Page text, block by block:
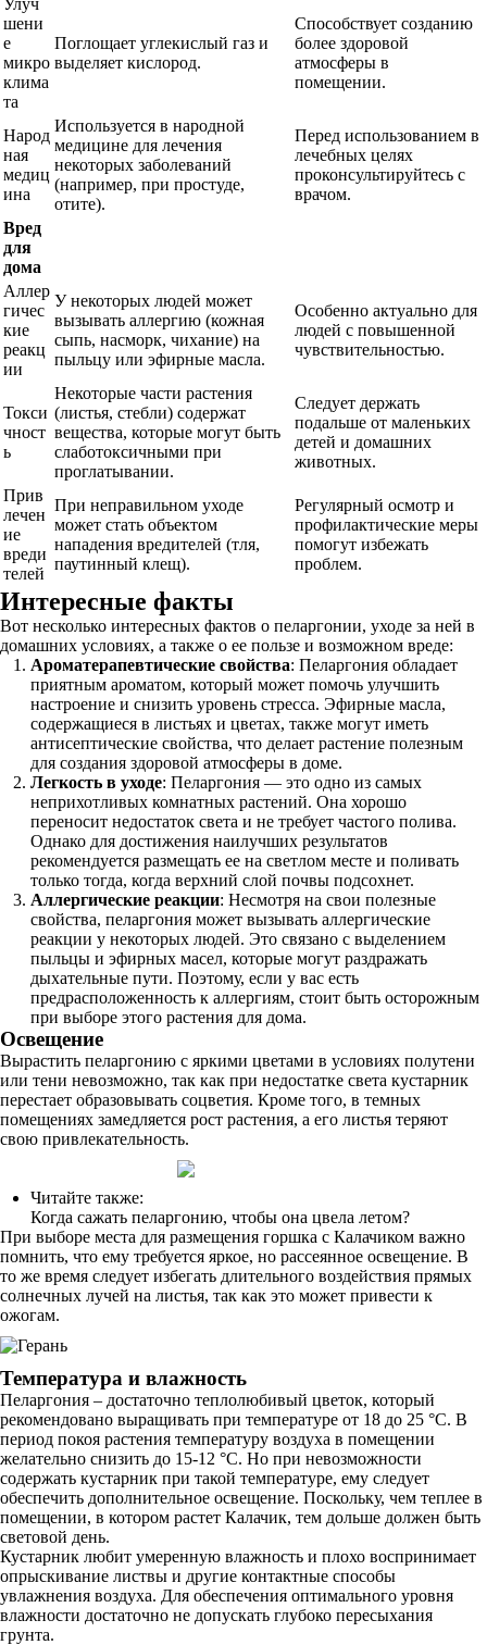
Улуч
шени
е
микро
клима
та
Поглощает углекислый газ и
выделяет кислород.
Способствует созданию
более здоровой
атмосферы в
помещении.
Народ
ная
медиц
ина
Используется в народной
медицине для лечения
некоторых заболеваний
(например, при простуде,
отите).
Перед использованием в
лечебных целях
проконсультируйтесь с
врачом.
Вред
для
дома
Аллер
гичес
кие
реакц
ии
У некоторых людей может
вызывать аллергию (кожная
сыпь, насморк, чихание) на
пыльцу или эфирные масла.
Особенно актуально для
людей с повышенной
чувствительностью.
Токси
чност
ь
Некоторые части растения
(листья, стебли) содержат
вещества, которые могут быть
слаботоксичными при
проглатывании.
Следует держать
подальше от маленьких
детей и домашних
животных.
Прив
лечен
ие
вреди
телей
При неправильном уходе
может стать объектом
нападения вредителей (тля,
паутинный клещ).
Регулярный осмотр и
профилактические меры
помогут избежать
проблем.
Интересные факты
Вот несколько интересных фактов о пеларгонии, уходе за ней в
домашних условиях, а также о ее пользе и возможном вреде:
Ароматерапевтические свойства: Пеларгония обладает
приятным ароматом, который может помочь улучшить
настроение и снизить уровень стресса. Эфирные масла,
содержащиеся в листьях и цветах, также могут иметь
антисептические свойства, что делает растение полезным
для создания здоровой атмосферы в доме.
Легкость в уходе: Пеларгония — это одно из самых
неприхотливых комнатных растений. Она хорошо
переносит недостаток света и не требует частого полива.
Однако для достижения наилучших результатов
рекомендуется размещать ее на светлом месте и поливать
только тогда, когда верхний слой почвы подсохнет.
Аллергические реакции: Несмотря на свои полезные
свойства, пеларгония может вызывать аллергические
реакции у некоторых людей. Это связано с выделением
пыльцы и эфирных масел, которые могут раздражать
дыхательные пути. Поэтому, если у вас есть
предрасположенность к аллергиям, стоит быть осторожным
при выборе этого растения для дома.
Освещение
Вырастить пеларгонию с яркими цветами в условиях полутени
или тени невозможно, так как при недостатке света кустарник
перестает образовывать соцветия. Кроме того, в темных
помещениях замедляется рост растения, а его листья теряют
свою привлекательность.
Читайте также:
Когда сажать пеларгонию, чтобы она цвела летом?
При выборе места для размещения горшка с Калачиком важно
помнить, что ему требуется яркое, но рассеянное освещение. В
то же время следует избегать длительного воздействия прямых
солнечных лучей на листья, так как это может привести к
ожогам.
Температура и влажность
Пеларгония – достаточно теплолюбивый цветок, который
рекомендовано выращивать при температуре от 18 до 25 °C. В
период покоя растения температуру воздуха в помещении
желательно снизить до 15-12 °C. Но при невозможности
содержать кустарник при такой температуре, ему следует
обеспечить дополнительное освещение. Поскольку, чем теплее в
помещении, в котором растет Калачик, тем дольше должен быть
световой день.
Кустарник любит умеренную влажность и плохо воспринимает
опрыскивание листвы и другие контактные способы
увлажнения воздуха. Для обеспечения оптимального уровня
влажности достаточно не допускать глубоко пересыхания
грунта.